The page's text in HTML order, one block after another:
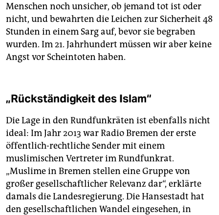
Menschen noch unsicher, ob jemand tot ist oder
nicht, und bewahrten die Leichen zur Sicherheit 48
Stunden in einem Sarg auf, bevor sie begraben
wurden. Im 21. Jahrhundert müssen wir aber keine
Angst vor Scheintoten haben.
„Rückständigkeit des Islam“
Die Lage in den Rundfunkräten ist ebenfalls nicht
ideal: Im Jahr 2013 war Radio Bremen der erste
öffentlich-rechtliche Sender mit einem
muslimischen Vertreter im Rundfunkrat.
„Muslime in Bremen stellen eine Gruppe von
großer gesellschaftlicher Relevanz dar“, erklärte
damals die Landesregierung. Die Hansestadt hat
den gesellschaftlichen Wandel eingesehen, in